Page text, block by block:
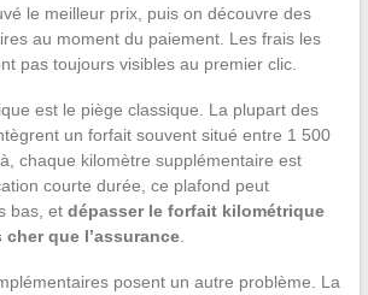
le meilleur prix, puis on découvre des
au moment du paiement. Les frais les
pas toujours visibles au premier clic.
est le piège classique. La plupart des
un forfait souvent situé entre 1 500
chaque kilomètre supplémentaire est
courte durée, ce plafond peut
bas, et dépasser le forfait kilométrique
que l’assurance.
posent un autre problème. La